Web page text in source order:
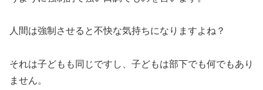
人間は強制させると不快な気持ちになりますよね？
それは子どもも同じですし、子どもは部下でも何でもあり
ません。